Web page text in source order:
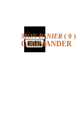
MON PANIER ( 0 )
COMMANDER